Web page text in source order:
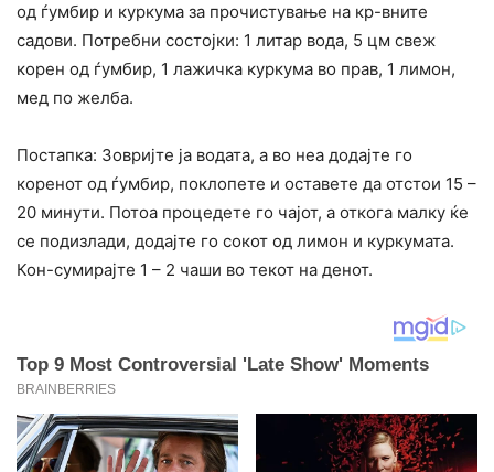
од ѓумбир и куркума за прочистување на кр-вните
садови. Потребни состојки: 1 литар вода, 5 цм свеж
корен од ѓумбир, 1 лажичка куркума во прав, 1 лимон,
мед по желба.
Постапка: Зовријте ја водата, а во неа додајте го
коренот од ѓумбир, поклопете и оставете да отстои 15 –
20 минути. Потоа процедете го чајот, а откога малку ќе
се подизлади, додајте го сокот од лимон и куркумата.
Кон-сумирајте 1 – 2 чаши во текот на денот.